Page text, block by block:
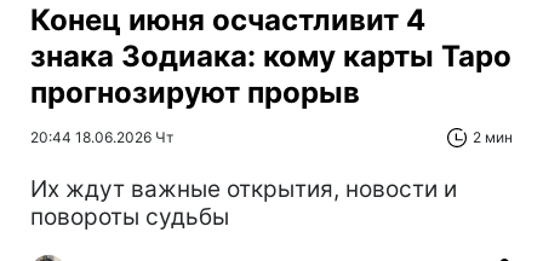
Конец июня осчастливит 4
знака Зодиака: кому карты Таро
прогнозируют прорыв
20:44 18.06.2026 Чт 2 мин
Их ждут важные открытия, новости и
повороты судьбы